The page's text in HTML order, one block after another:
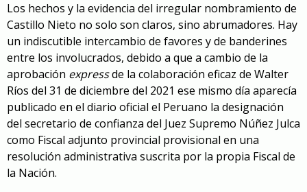
Los hechos y la evidencia del irregular nombramiento de
Castillo Nieto no solo son claros, sino abrumadores. Hay
un indiscutible intercambio de favores y de banderines
entre los involucrados, debido a que a cambio de la
aprobación expressde la colaboración eficaz de Walter
Ríos del 31 de diciembre del 2021 ese mismo día aparecía
publicado en el diario oficial el Peruano la designación
del secretario de confianza del Juez Supremo Núñez Julca
como Fiscal adjunto provincial provisional en una
resolución administrativa suscrita por la propia Fiscal de
la Nación.